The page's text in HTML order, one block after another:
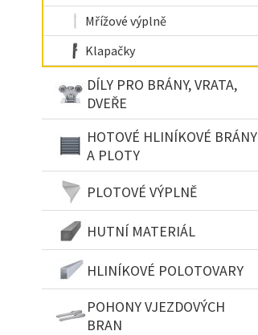
Mřížové výplně
Klapačky
DÍLY PRO BRÁNY, VRATA,
DVEŘE
HOTOVÉ HLINÍKOVÉ BRÁNY
A PLOTY
PLOTOVÉ VÝPLNĚ
HUTNÍ MATERIÁL
HLINÍKOVÉ POLOTOVARY
POHONY VJEZDOVÝCH
BRAN